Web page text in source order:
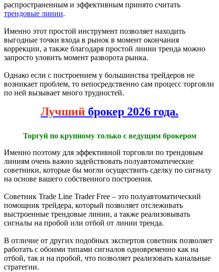
распространенным и эффективным принято считать
трендовые линии.
Именно этот простой инструмент позволяет находить
выгодные точки входа в рынок в момент окончания
коррекции, а также благодаря простой линии тренда можно
запросто уловить момент разворота рынка.
Однако если с построением у большинства трейдеров не
возникает проблем, то непосредственно сам процесс торговли
по ней вызывает много трудностей.
Лучший брокер 2026 года.
Торгуй по крупному только с ведущим брокером
Именно поэтому для эффективной торговли по трендовым
линиям очень важно задействовать полуавтоматические
советники, которые бы могли осуществить сделку по сигналу
на основе вашего собственного построения.
Советник Trade Line Trader Free – это полуавтоматический
помощник трейдера, который позволяет отслеживать
выстроенные трендовые линии, а также реализовывать
сигналы на пробой или отбой от линии тренда.
В отличие от других подобных экспертов советник позволяет
работать с обоими типами сигналов одновременно как на
отбой, так и на пробой, что позволяет реализовать канальные
стратегии.